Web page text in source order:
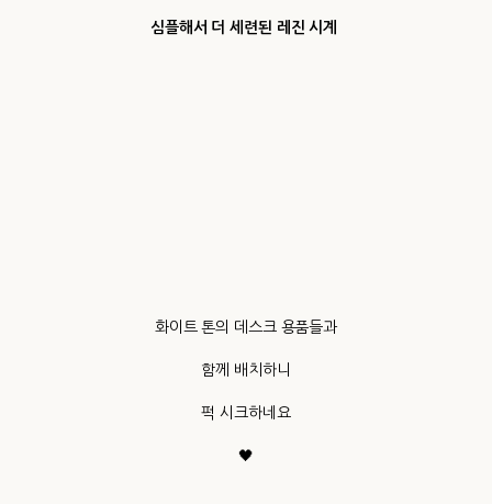
심플해서 더 세련된 레진 시계
화이트 톤의 데스크 용품들과
함께 배치하니
퍽 시크하네요
🖤